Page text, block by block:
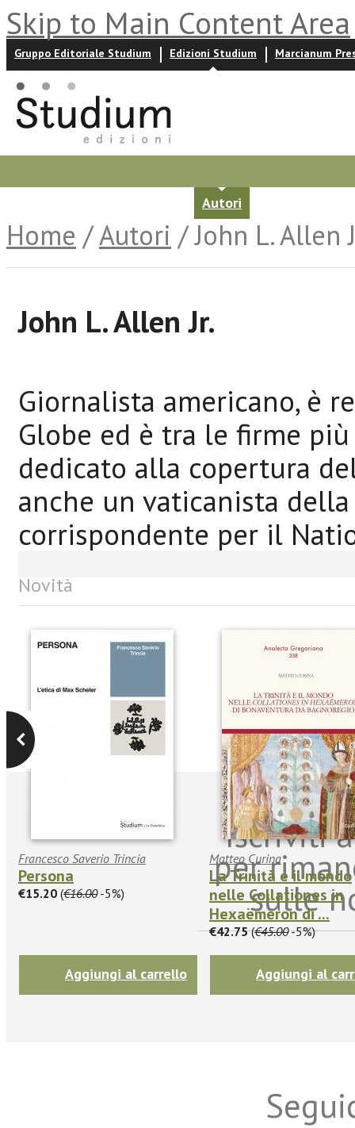
Skip to Main Content Area
Gruppo Editoriale Studium Edizioni Studium Marcianum
Autori
Home /Autori / John L. Allen
John L. Allen Jr.
Giornalista americano, è
Globe ed è tra le firme
dedicato alla copertura
anche un vaticanista
corrispondente per il
Novità
Francesco Saverio Trincia
Persona
€15.20 (€16.00-5%)
Aggiungi al carrello
Matteo Curina
La Trinità e il mondo
nelle Collationes in
Hexaëmeron di ...
€42.75 (€45.00-5%)
Aggiungi al
Iscriviti
per
sulle